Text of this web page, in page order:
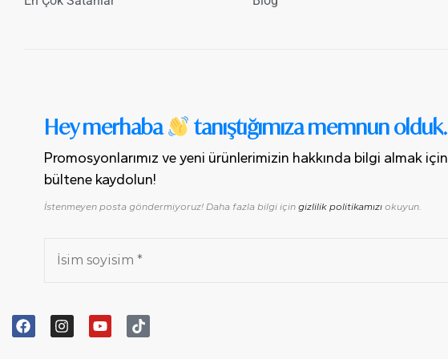
Hey merhaba tanıştığımıza memnun olduk.
Promosyonlarımız ve yeni ürünlerimizin hakkında bilgi almak için
bültene kaydolun!
İstenmeyen posta göndermiyoruz! Daha fazla bilgi için gizlilik politikamızı okuyun.